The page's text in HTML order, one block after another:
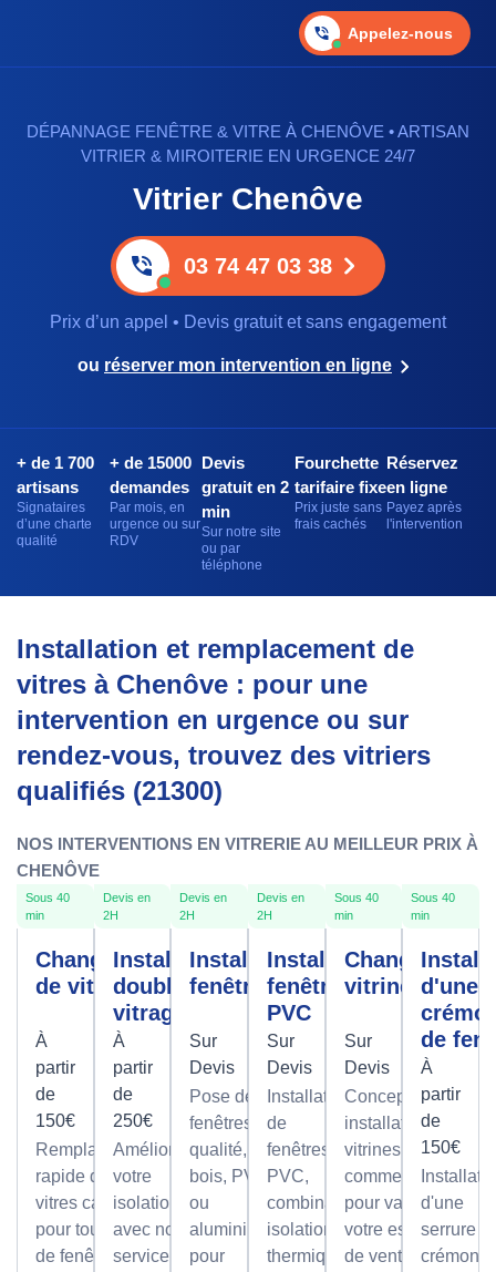
Appelez-nous
DÉPANNAGE FENÊTRE & VITRE À CHENÔVE • ARTISAN
VITRIER & MIROITERIE EN URGENCE 24/7
Vitrier Chenôve
03 74 47 03 38
Prix d’un appel • Devis gratuit et sans engagement
ou réserver mon intervention en ligne
+ de 1 700
artisans
Signataires
d’une charte
qualité
+ de 15000
demandes
Par mois, en
urgence ou sur
RDV
Devis
gratuit en 2
min
Sur notre site
ou par
téléphone
Fourchette
tarifaire fixe
Prix juste sans
frais cachés
Réservez
en ligne
Payez après
l'intervention
Installation et remplacement de
vitres à Chenôve : pour une
intervention en urgence ou sur
rendez-vous, trouvez des vitriers
qualifiés (21300)
NOS INTERVENTIONS EN VITRERIE AU MEILLEUR PRIX À
CHENÔVE
Sous 40
min
Changement
de vitre
À
partir
de
150€
Remplacement
rapide de
vitres cassées,
pour tous types
de fenêtres et
Devis en
2H
Installation
double
vitrage
À
partir
de
250€
Améliorez
votre
isolation
avec notre
service
Devis en
2H
Installation
fenêtres
Sur
Devis
Pose de
fenêtres de
qualité, en
bois, PVC
ou
aluminium,
pour
Devis en
2H
Installation
fenêtre
PVC
Sur
Devis
Installation
de
fenêtres
PVC,
combinant
isolation
thermique
Sous 40
min
Changement
vitrine
Sur
Devis
Conception et
installation de
vitrines
commerciales
pour valoriser
votre espace
de vente.
Sous 40
min
d'une
de
À
partir
de
150€
d'une
serrure à
crémone